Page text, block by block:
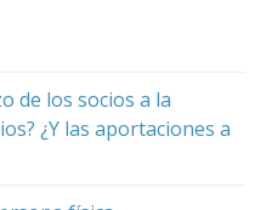
de los socios a la
¿Y las aportaciones a